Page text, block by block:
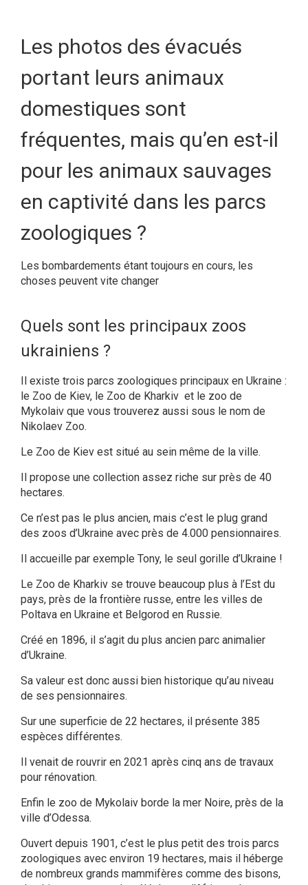
Les photos des évacués
portant leurs animaux
domestiques sont
fréquentes, mais qu’en est-il
pour les animaux sauvages
en captivité dans les parcs
zoologiques ?
Les bombardements étant toujours en cours, les
choses peuvent vite changer
Quels sont les principaux zoos
ukrainiens ?
Il existe trois parcs zoologiques principaux en Ukraine :
le Zoo de Kiev, le Zoo de Kharkiv et le zoo de
Mykolaiv que vous trouverez aussi sous le nom de
Nikolaev Zoo.
Le Zoo de Kiev est situé au sein même de la ville.
Il propose une collection assez riche sur près de 40
hectares.
Ce n’est pas le plus ancien, mais c’est le plug grand
des zoos d’Ukraine avec près de 4.000 pensionnaires.
Il accueille par exemple Tony, le seul gorille d’Ukraine !
Le Zoo de Kharkiv se trouve beaucoup plus à l’Est du
pays, près de la frontière russe, entre les villes de
Poltava en Ukraine et Belgorod en Russie.
Créé en 1896, il s’agit du plus ancien parc animalier
d’Ukraine.
Sa valeur est donc aussi bien historique qu’au niveau
de ses pensionnaires.
Sur une superficie de 22 hectares, il présente 385
espèces différentes.
Il venait de rouvrir en 2021 après cinq ans de travaux
pour rénovation.
Enfin le zoo de Mykolaiv borde la mer Noire, près de la
ville d’Odessa.
Ouvert depuis 1901, c’est le plus petit des trois parcs
zoologiques avec environ 19 hectares, mais il héberge
de nombreux grands mammifères comme des bisons,